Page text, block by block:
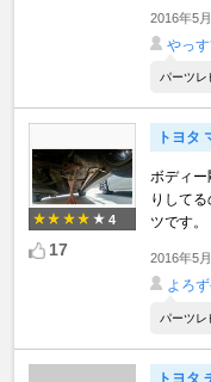
2016年5
やっ
パーツレ
4
17
トヨタ
ボディー
りして
ツです。
2016年5
よろ
パーツ
トヨタ